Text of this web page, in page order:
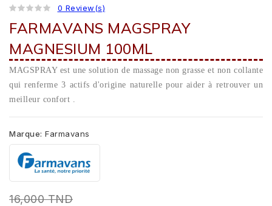
0 Review(s)
FARMAVANS MAGSPRAY
MAGNESIUM 100ML
MAGSPRAY est une solution de massage non grasse et non collante
qui renferme 3 actifs d'origine naturelle pour aider à retrouver un
meilleur confort .
Marque: Farmavans
16,000 TND